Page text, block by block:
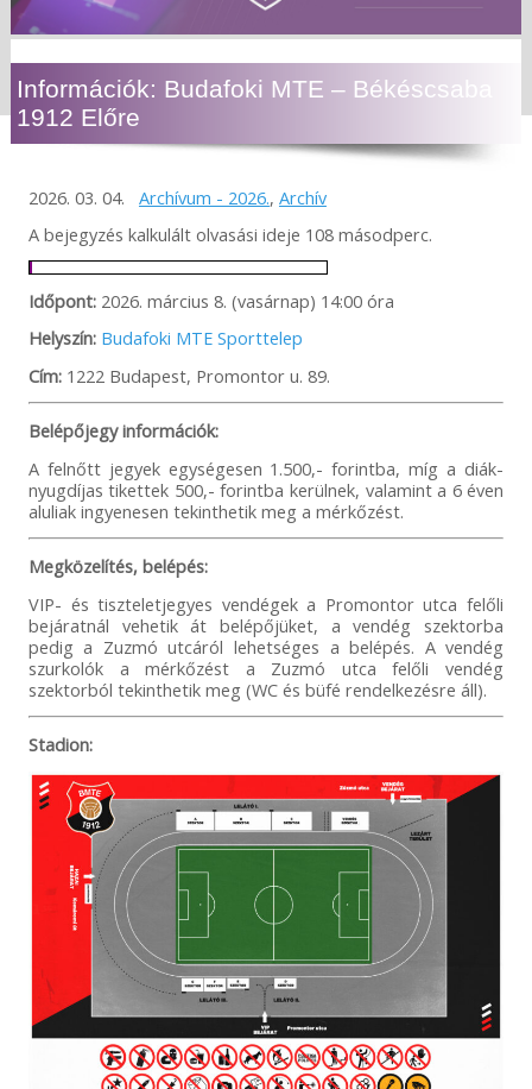
Információk: Budafoki MTE – Békéscsaba
1912 Előre
2026. 03. 04. Archívum - 2026., Archív
A bejegyzés kalkulált olvasási ideje 108 másodperc.
Időpont:2026. március 8. (vasárnap) 14:00 óra
Helyszín: Budafoki MTE Sporttelep
Cím:1222 Budapest, Promontor u. 89.
Belépőjegy információk:
A felnőtt jegyek egységesen 1.500,- forintba, míg a diák-
nyugdíjas tikettek 500,- forintba kerülnek, valamint a 6 éven
aluliak ingyenesen tekinthetik meg a mérkőzést.
Megközelítés, belépés:
VIP- és tiszteletjegyes vendégek a Promontor utca felőli
bejáratnál vehetik át belépőjüket, a vendég szektorba
pedig a Zuzmó utcáról lehetséges a belépés. A vendég
szurkolók a mérkőzést a Zuzmó utca felőli vendég
szektorból tekinthetik meg (WC és büfé rendelkezésre áll).
Stadion: